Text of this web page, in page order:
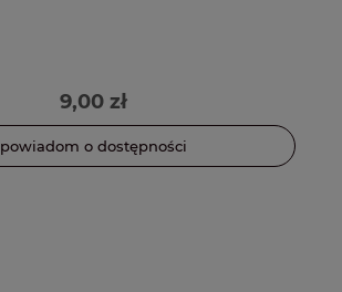
9,00 zł
powiadom o dostępności